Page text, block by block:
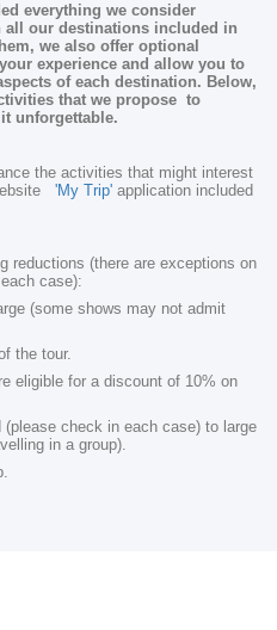
everything we consider
all our destinations included in
we also offer optional
experience and allow you to
of each destination. Below,
that we propose to
unforgettable.
the activities that might interest
'My Trip' application included
reductions (there are exceptions on
case):
(some shows may not admit
the tour.
eligible for a discount of 10% on
(please check in each case) to large
in a group).